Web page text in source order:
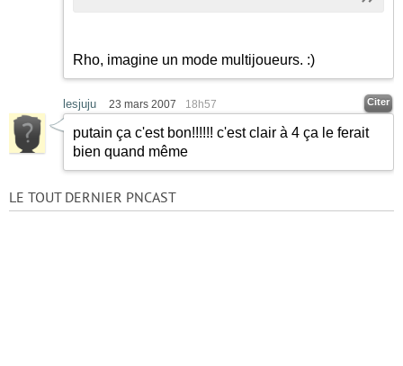
Rho, imagine un mode multijoueurs. :)
lesjuju 23 mars 2007 18h57 Citer
putain ça c'est bon!!!!!! c'est clair à 4 ça le ferait
bien quand même
LE TOUT DERNIER PNCAST